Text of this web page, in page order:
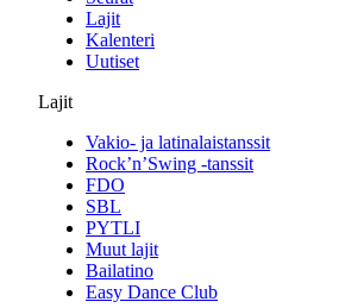
Lajit
Kalenteri
Uutiset
Lajit
Vakio- ja latinalaistanssit
Rock’n’Swing -tanssit
FDO
SBL
PYTLI
Muut lajit
Bailatino
Easy Dance Club